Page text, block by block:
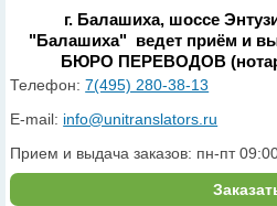
г. Балашиха, шоссе
"Балашиха" ведет приём и
БЮРО ПЕРЕВОДОВ
Телефон:7(495) 280-38-13
E-mail: info@unitranslators.ru
Прием и выдача заказов: пн-пт